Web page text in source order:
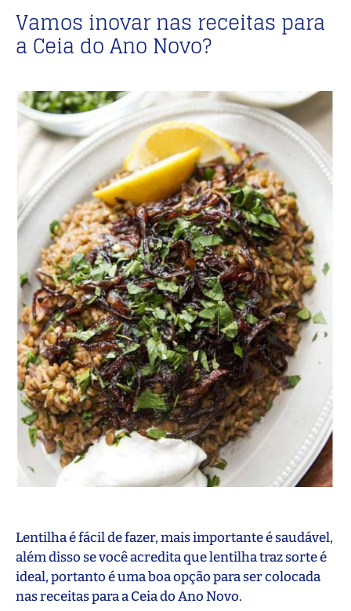
Vamos inovar nas receitas para
a Ceia do Ano Novo?
Lentilha é fácil de fazer, mais importante é saudável,
além disso se você acredita que lentilha traz sorte é
ideal, portanto é uma boa opção para ser colocada
nas receitas para a Ceia do Ano Novo.